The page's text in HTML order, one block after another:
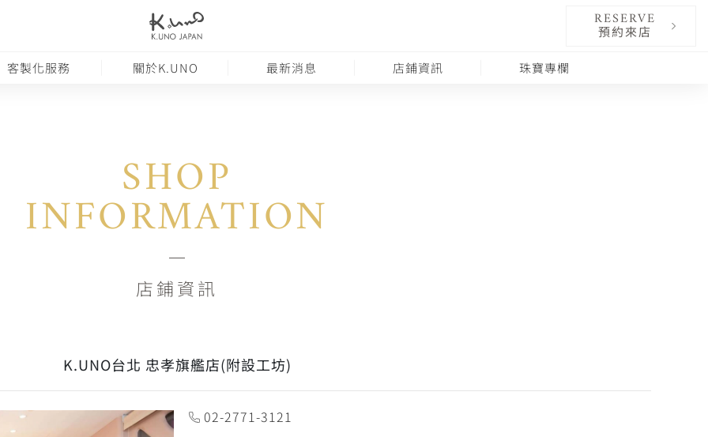
RESERVE
預約來店
客製化服務 關於K.UNO 最新消息 店鋪資訊 珠寶專欄
SHOP
INFORMATION
店鋪資訊
K.UNO台北 忠孝旗艦店(附設工坊)
02-2771-3121